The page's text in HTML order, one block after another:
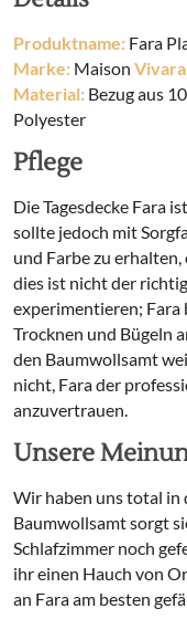
Produktname: Fara
Marke: Maison
Material: Bezug aus
Polyester
Pflege
Die Tagesdecke Fara
sollte jedoch mit
und Farbe zu
dies ist nicht der
experimentieren;
Trocknen und Bügeln
den Baumwollsamt
nicht, Fara der
anzuvertrauen.
Unsere
Wir haben uns total in
Baumwollsamt sorgt
Schlafzimmer noch
ihr einen Hauch von
an Fara am besten